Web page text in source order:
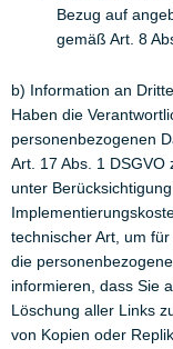
Bezug auf
gemäß Art. 8
b) Information an Dritte
Haben die
personenbezogenen
Art. 17 Abs. 1
unter
technischer Art, um
die
informieren, dass Sie
Löschung aller Links
von Kopien oder